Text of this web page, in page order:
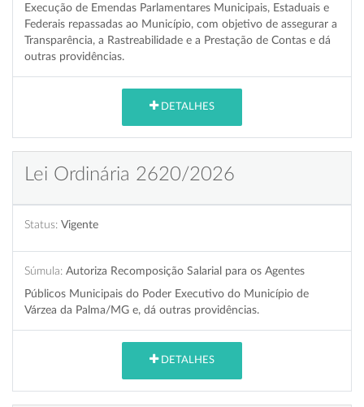
Execução de Emendas Parlamentares Municipais, Estaduais e
Federais repassadas ao Município, com objetivo de assegurar a
Transparência, a Rastreabilidade e a Prestação de Contas e dá
outras providências.
DETALHES
Lei Ordinária 2620/2026
Status: Vigente
Súmula: Autoriza Recomposição Salarial para os Agentes
Públicos Municipais do Poder Executivo do Município de
Várzea da Palma/MG e, dá outras providências.
DETALHES